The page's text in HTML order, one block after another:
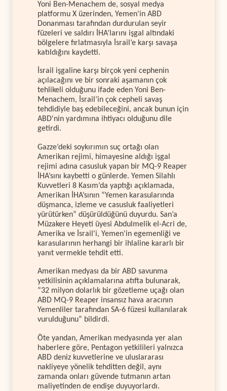
Yoni Ben-Menachem de, sosyal medya
platformu X üzerinden, Yemen'in ABD
Donanması tarafından durdurulan seyir
füzeleri ve saldırı İHA’larını işgal altındaki
bölgelere fırlatmasıyla İsrail’e karşı savaşa
katıldığını kaydetti.
İsrail işgaline karşı birçok yeni cephenin
açılacağını ve bir sonraki aşamanın çok
tehlikeli olduğunu ifade eden Yoni Ben-
Menachem, İsrail’in çok cepheli savaş
tehdidiyle baş edebileceğini, ancak bunun için
ABD'nin yardımına ihtiyacı olduğunu dile
getirdi.
Gazze’deki soykırımın suç ortağı olan
Amerikan rejimi, himayesine aldığı işgal
rejimi adına casusluk yapan bir MQ-9 Reaper
İHA’sını kaybetti o günlerde. Yemen Silahlı
Kuvvetleri 8 Kasım’da yaptığı açıklamada,
Amerikan İHA’sının “Yemen karasularında
düşmanca, izleme ve casusluk faaliyetleri
yürütürken” düşürüldüğünü duyurdu. San’a
Müzakere Heyeti üyesi Abdulmelik el-Acri de,
Amerika ve İsrail'i, Yemen'in egemenliği ve
karasularının herhangi bir ihlaline kararlı bir
yanıt vermekle tehdit etti.
Amerikan medyası da bir ABD savunma
yetkilisinin açıklamalarına atıfta bulunarak,
“32 milyon dolarlık bir gözetleme uçağı olan
ABD MQ-9 Reaper insansız hava aracının
Yemenliler tarafından SA-6 füzesi kullanılarak
vurulduğunu” bildirdi.
Öte yandan, Amerikan medyasında yer alan
haberlere göre, Pentagon yetkilileri yalnızca
ABD deniz kuvvetlerine ve uluslararası
nakliyeye yönelik tehditten değil, aynı
zamanda onları güvende tutmanın artan
maliyetinden de endişe duyuyorlardı.